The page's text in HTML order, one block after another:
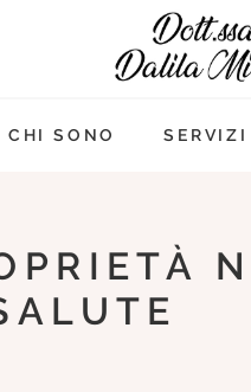
CHI SONO SERVIZI